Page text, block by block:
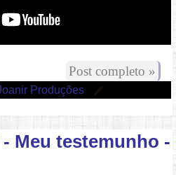
Post completo »
Produções
Meu testemunho -